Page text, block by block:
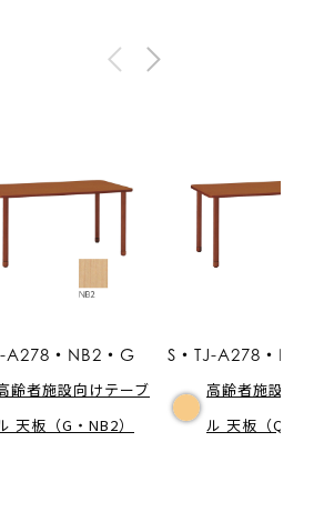
A278・NB2・G
齢者施設向けテーブ
天板（G・NB2）
S・TJ-A278・
高齢者施設向
ル 天板（Q・